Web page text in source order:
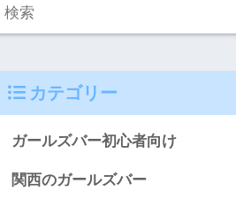
カテゴリー
ガールズバー初心者向け
関西のガールズバー